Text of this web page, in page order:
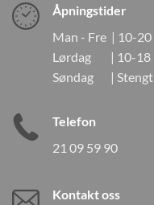
Åpningstider
Man - Fre | 10-20
Lørdag | 10-18
Søndag | Stengt
Telefon
21 09 59 90
Kontakt oss